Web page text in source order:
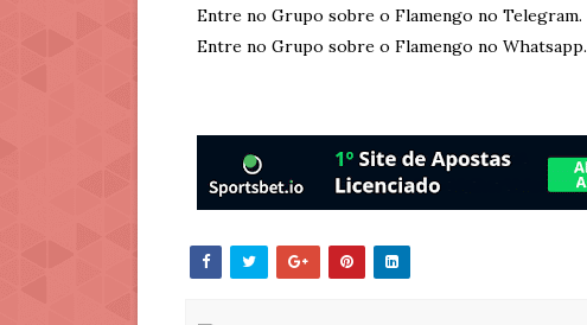
Entre no Grupo sobre o Flamengo no Telegram.
Entre no Grupo sobre o Flamengo no Whatsapp.